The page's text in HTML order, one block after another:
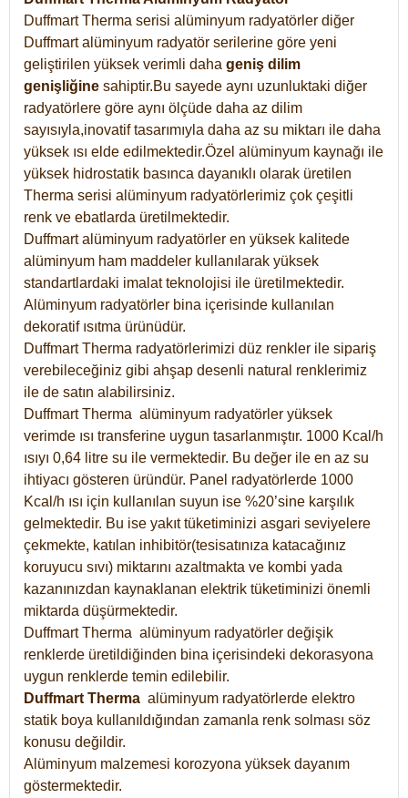
Duffmart Therma serisi alüminyum radyatörler diğer
Duffmart alüminyum radyatör serilerine göre yeni
geliştirilen yüksek verimli daha geniş dilim
genişliğine sahiptir.Bu sayede aynı uzunluktaki diğer
radyatörlere göre aynı ölçüde daha az dilim
sayısıyla,inovatif tasarımıyla daha az su miktarı ile daha
yüksek ısı elde edilmektedir.Özel alüminyum kaynağı ile
yüksek hidrostatik basınca dayanıklı olarak üretilen
Therma serisi alüminyum radyatörlerimiz çok çeşitli
renk ve ebatlarda üretilmektedir.
Duffmart alüminyum radyatörler en yüksek kalitede
alüminyum ham maddeler kullanılarak yüksek
standartlardaki imalat teknolojisi ile üretilmektedir.
Alüminyum radyatörler bina içerisinde kullanılan
dekoratif ısıtma ürünüdür.
Duffmart Therma radyatörlerimizi düz renkler ile sipariş
verebileceğiniz gibi ahşap desenli natural renklerimiz
ile de satın alabilirsiniz.
Duffmart Therma alüminyum radyatörler yüksek
verimde ısı transferine uygun tasarlanmıştır. 1000 Kcal/h
ısıyı 0,64 litre su ile vermektedir. Bu değer ile en az su
ihtiyacı gösteren üründür. Panel radyatörlerde 1000
Kcal/h ısı için kullanılan suyun ise %20’sine karşılık
gelmektedir. Bu ise yakıt tüketiminizi asgari seviyelere
çekmekte, katılan inhibitör(tesisatınıza katacağınız
koruyucu sıvı) miktarını azaltmakta ve kombi yada
kazanınızdan kaynaklanan elektrik tüketiminizi önemli
miktarda düşürmektedir.
Duffmart Therma alüminyum radyatörler değişik
renklerde üretildiğinden bina içerisindeki dekorasyona
uygun renklerde temin edilebilir.
Duffmart Therma alüminyum radyatörlerde elektro
statik boya kullanıldığından zamanla renk solması söz
konusu değildir.
Alüminyum malzemesi korozyona yüksek dayanım
göstermektedir.